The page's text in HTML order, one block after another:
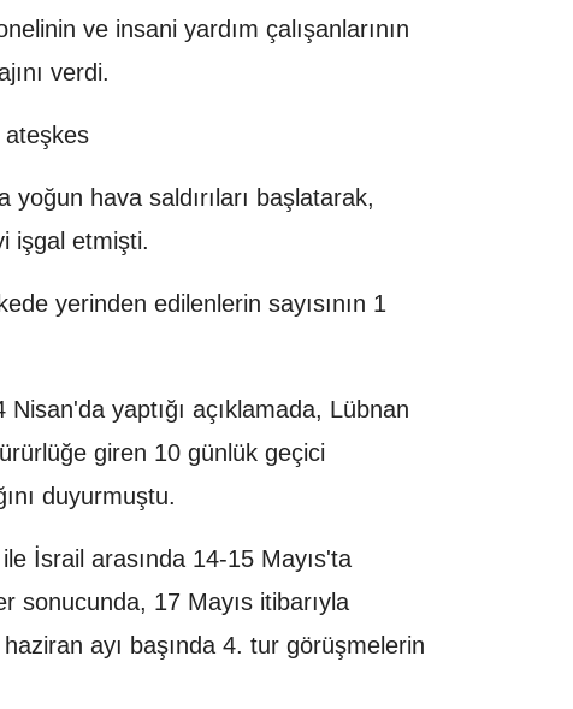
ve insani yardım çalışanlarının
verdi.
ateşkes
hava saldırıları başlatarak,
işgal etmişti.
yerinden edilenlerin sayısının 1
yaptığı açıklamada, Lübnan
giren 10 günlük geçici
duyurmuştu.
İsrail arasında 14-15 Mayıs'ta
sonucunda, 17 Mayıs itibarıyla
ayı başında 4. tur görüşmelerin